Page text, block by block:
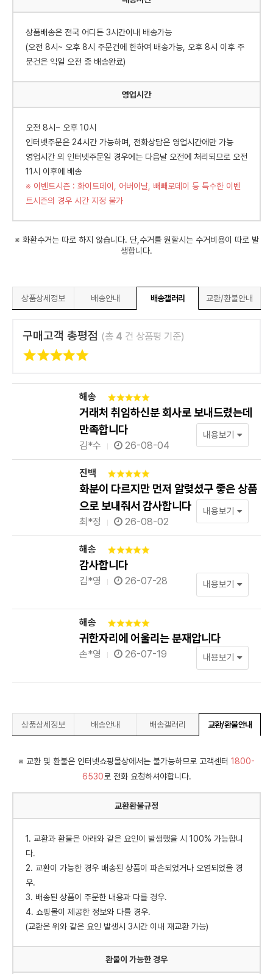
상품배송은 전국 어디든 3시간이내 배송가능
(오전 8시~ 오후 8시 주문건에 한하여 배송가능, 오후 8시 이후 주
문건은 익일 오전 중 배송완료)
영업시간
오전 8시~ 오후 10시
인터넷주문은 24시간 가능하며, 전화상담은 영업시간에만 가능
영업시간 외 인터넷주문일 경우에는 다음날 오전에 처리되므로 오전
11시 이후에 배송
※ 이벤트시즌 : 화이트데이, 어버이날, 빼빼로데이 등 특수한 이벤
트시즌의 경우 시간 지정 불가
※ 화환수거는 따로 하지 않습니다. 단,수거를 원할시는 수거비용이 따로 발
생합니다.
상품상세정보 배송안내 배송갤러리 교환/환불안내
구매고객 총평점 (총 4 건 상품평 기준)
해송
거래처 취임하신분 회사로 보내드렸는데
만족합니다
김*수 26-08-04
내용보기
진백
화분이 다르지만 먼저 알렺셨구 좋은 상품
으로 보내줘서 감사합니다
최*정 26-08-02
내용보기
해송
감사합니다
김*영 26-07-28 내용보기
해송
귀한자리에 어울리는 분재압니다
손*영 26-07-19 내용보기
상품상세정보 배송안내 배송갤러리 교환/환불안내
※ 교환 및 환불은 인터넷쇼핑몰상에서는 불가능하므로 고객센터 1800-
6530로 전화 요청하셔야합니다.
교환환불규정
1. 교환과 환불은 아래와 같은 요인이 발생했을 시 100% 가능합니
다.
2. 교환이 가능한 경우 배송된 상품이 파손되었거나 오염되었을 경
우.
3. 배송된 상품이 주문한 내용과 다를 경우.
4. 쇼핑몰이 제공한 정보와 다를 경우.
(교환은 위와 같은 요인 발생시 3시간 이내 재교환 가능)
환불이 가능한 경우